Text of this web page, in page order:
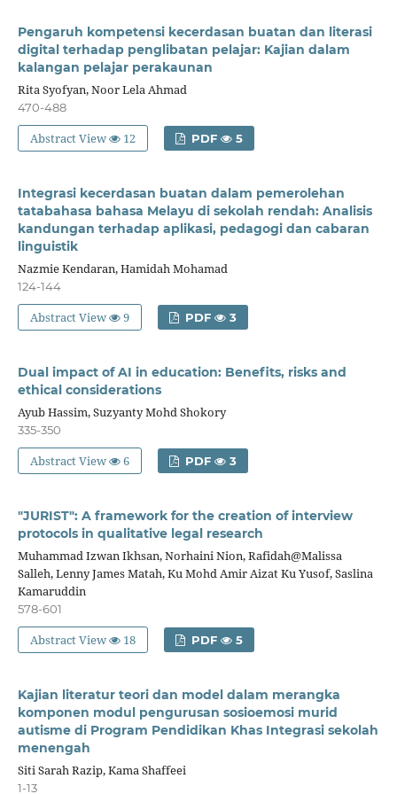
Pengaruh kompetensi kecerdasan buatan dan literasi
digital terhadap penglibatan pelajar: Kajian dalam
kalangan pelajar perakaunan
Rita Syofyan, Noor Lela Ahmad
470-488
Abstract View 12 PDF 5
Integrasi kecerdasan buatan dalam pemerolehan
tatabahasa bahasa Melayu di sekolah rendah: Analisis
kandungan terhadap aplikasi, pedagogi dan cabaran
linguistik
Nazmie Kendaran, Hamidah Mohamad
124-144
Abstract View 9 PDF 3
Dual impact of AI in education: Benefits, risks and
ethical considerations
Ayub Hassim, Suzyanty Mohd Shokory
335-350
Abstract View 6 PDF 3
"JURIST": A framework for the creation of interview
protocols in qualitative legal research
Muhammad Izwan Ikhsan, Norhaini Nion, Rafidah@Malissa
Salleh, Lenny James Matah, Ku Mohd Amir Aizat Ku Yusof, Saslina
Kamaruddin
578-601
Abstract View 18 PDF 5
Kajian literatur teori dan model dalam merangka
komponen modul pengurusan sosioemosi murid
autisme di Program Pendidikan Khas Integrasi sekolah
menengah
Siti Sarah Razip, Kama Shaffeei
1-13